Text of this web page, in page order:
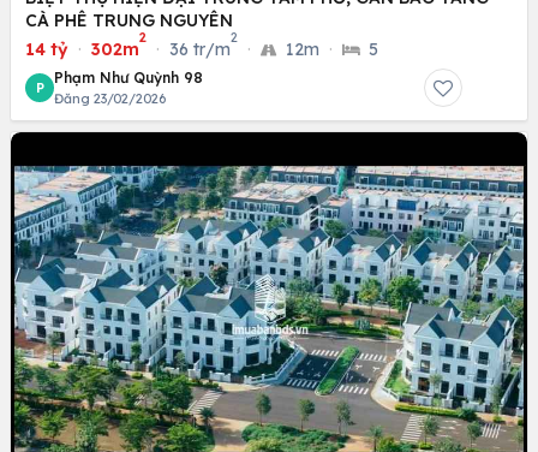
CÀ PHÊ TRUNG NGUYÊN
14 tỷ · 302m
2
· 36 tr/m
2
· 12m · 5
P
Phạm Như Quỳnh 98
Đăng 23/02/2026